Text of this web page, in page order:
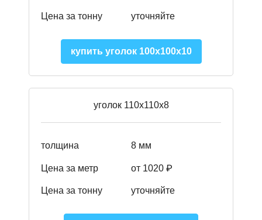
Цена за тонну уточняйте
купить уголок 100х100х10
уголок 110х110х8
толщина 8 мм
Цена за метр от 1020 ₽
Цена за тонну уточняйте